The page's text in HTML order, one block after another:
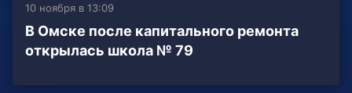
10 ноября в 13:09
В Омске после капитального ремонта
открылась школа № 79